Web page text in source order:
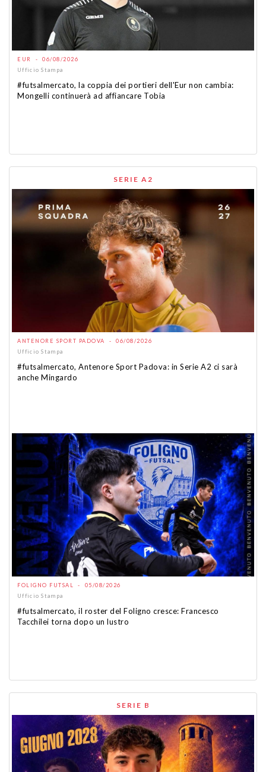
EUR - 06/08/2026
Ufficio Stampa
#futsalmercato, la coppia dei portieri dell'Eur non cambia:
Mongelli continuerà ad affiancare Tobia
SERIE A2
ANTENORE SPORT PADOVA - 06/08/2026
Ufficio Stampa
#futsalmercato, Antenore Sport Padova: in Serie A2 ci sarà
anche Mingardo
FOLIGNO FUTSAL - 05/08/2026
Ufficio Stampa
#futsalmercato, il roster del Foligno cresce: Francesco
Tacchilei torna dopo un lustro
SERIE B